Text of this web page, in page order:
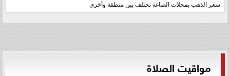
سعر الذهب بمحلات الصاغة تختلف بين منطقة وأخرى
مواقيت الصلاة